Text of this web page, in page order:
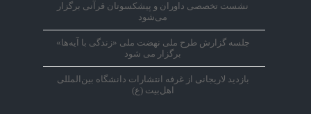
نشست تخصصی داوران و پیشکسوتان قرآنی برگزار
می‌شود
جلسه گزارش طرح ملی نهضت ملی «زندگی با آیه‌ها»
برگزار می شود
بازدید لاریجانی از غرفه انتشارات دانشگاه بین‌المللی
اهل‌بیت (ع)